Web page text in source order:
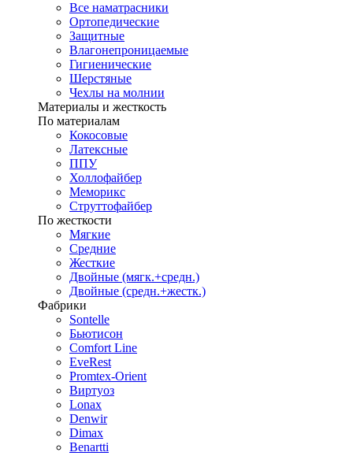
Все наматрасники
Ортопедические
Защитные
Влагонепроницаемые
Гигиенические
Шерстяные
Чехлы на молнии
Материалы и жесткость
По материалам
Кокосовые
Латексные
ППУ
Холлофайбер
Меморикс
Струттофайбер
По жесткости
Мягкие
Средние
Жесткие
Двойные (мягк.+средн.)
Двойные (средн.+жестк.)
Фабрики
Sontelle
Бьютисон
Comfort Line
EveRest
Promtex-Orient
Виртуоз
Lonax
Denwir
Dimax
Benartti